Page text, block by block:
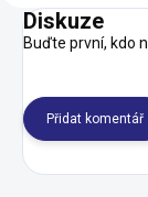
Diskuze
Buďte první, kdo
Přidat komentář